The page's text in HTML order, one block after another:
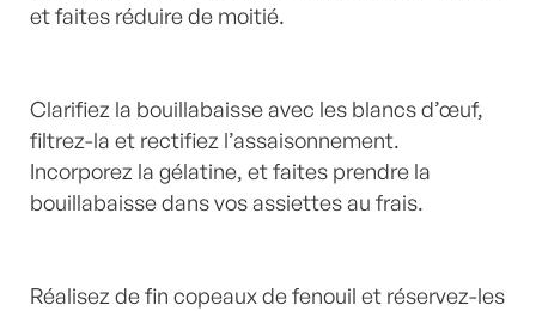
et faites réduire de moitié.
Clarifiez la bouillabaisse avec les blancs d’œuf,
filtrez-la et rectifiez l’assaisonnement.
Incorporez la gélatine, et faites prendre la
bouillabaisse dans vos assiettes au frais.
Réalisez de fin copeaux de fenouil et réservez-les